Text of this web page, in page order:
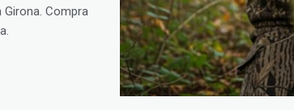
Compra